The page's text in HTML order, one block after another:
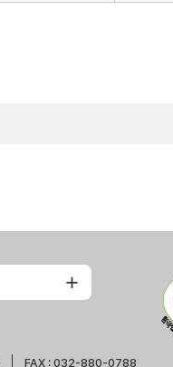
FAX : 032-880-0788